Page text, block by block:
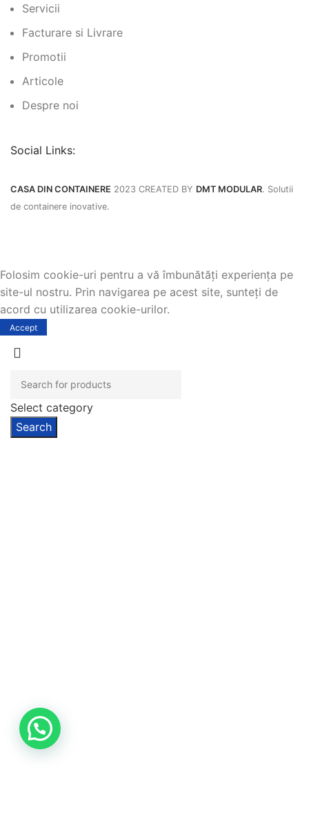
Servicii
Facturare si Livrare
Promotii
Articole
Despre noi
Social Links:
CASA DIN CONTAINERE 2023 CREATED BY DMT MODULAR. Solutii
de containere inovative.
Folosim cookie-uri pentru a vă îmbunătăți experiența pe
site-ul nostru. Prin navigarea pe acest site, sunteți de
acord cu utilizarea cookie-urilor.
Accept
Select category
Search